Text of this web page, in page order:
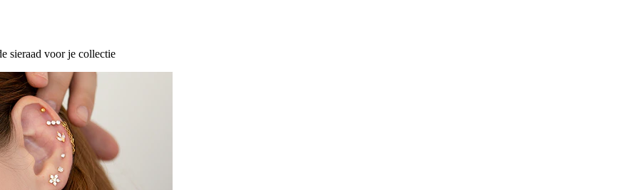
sieraad voor je collectie